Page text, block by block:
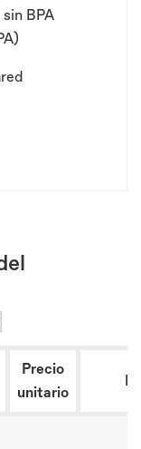
BPA
Precio
unitario